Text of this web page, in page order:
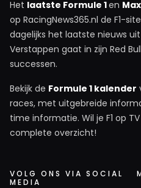
Het laatste Formule 1en
op RacingNews365.nl de F1-
dagelijks het laatste nieuws
Verstappen gaat in zijn Red
successen.
Bekijk de Formule 1 kalender
races, met uitgebreide
time informatie. Wil je F1 op
complete overzicht!
VOLG ONS VIA SOCIAL
MEDIA